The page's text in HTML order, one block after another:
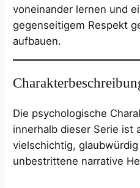
voneinander lernen und
gegenseitigem Respekt
aufbauen.
Die psychologische
innerhalb dieser Serie ist
vielschichtig,
unbestrittene narrative